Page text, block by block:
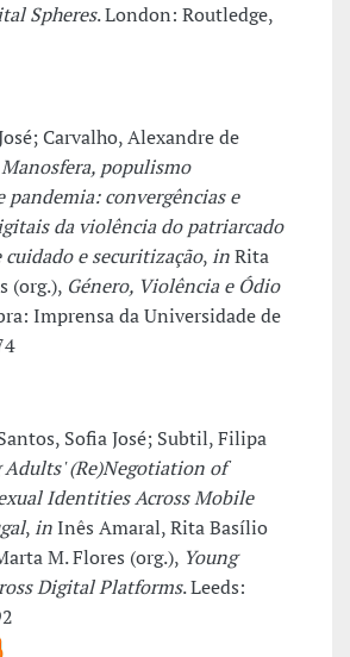
Spheres. London: Routledge,
Carvalho, Alexandre de
Manosfera, populismo
pandemia: convergências e
da violência do patriarcado
e securitização,inRita
(org.), Género, Violência e Ódio
Imprensa da Universidade de
Sofia José; Subtil, Filipa
Adults' (Re)Negotiation of
Identities Across Mobile
,in Inês Amaral, Rita Basílio
M. Flores (org.), Young
Digital Platforms. Leeds: